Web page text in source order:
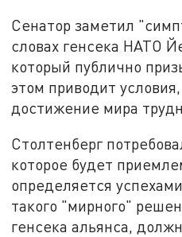
Сенатор заметил
словах генсека НАТО
который публично
этом приводит
достижение мира
Столтенберг
которое будет
определяется
такого "мирного"
генсека альянса,